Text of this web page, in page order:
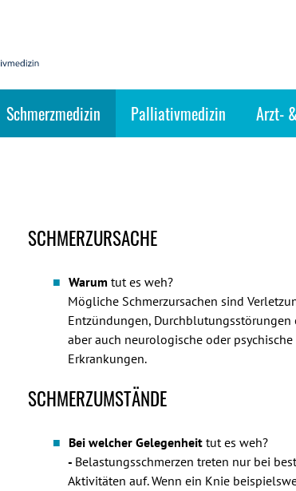
Schmerzmedizin Palliativmedizin Arzt-
SCHMERZURSACHE
Warum tut es weh?
Mögliche Schmerzursachen sind
Entzündungen, Durchblutungsstörungen
aber auch neurologische oder psychische
Erkrankungen.
SCHMERZUMSTÄNDE
Bei welcher Gelegenheit tut es weh?
- Belastungsschmerzen treten nur bei
Aktivitäten auf. Wenn ein Knie